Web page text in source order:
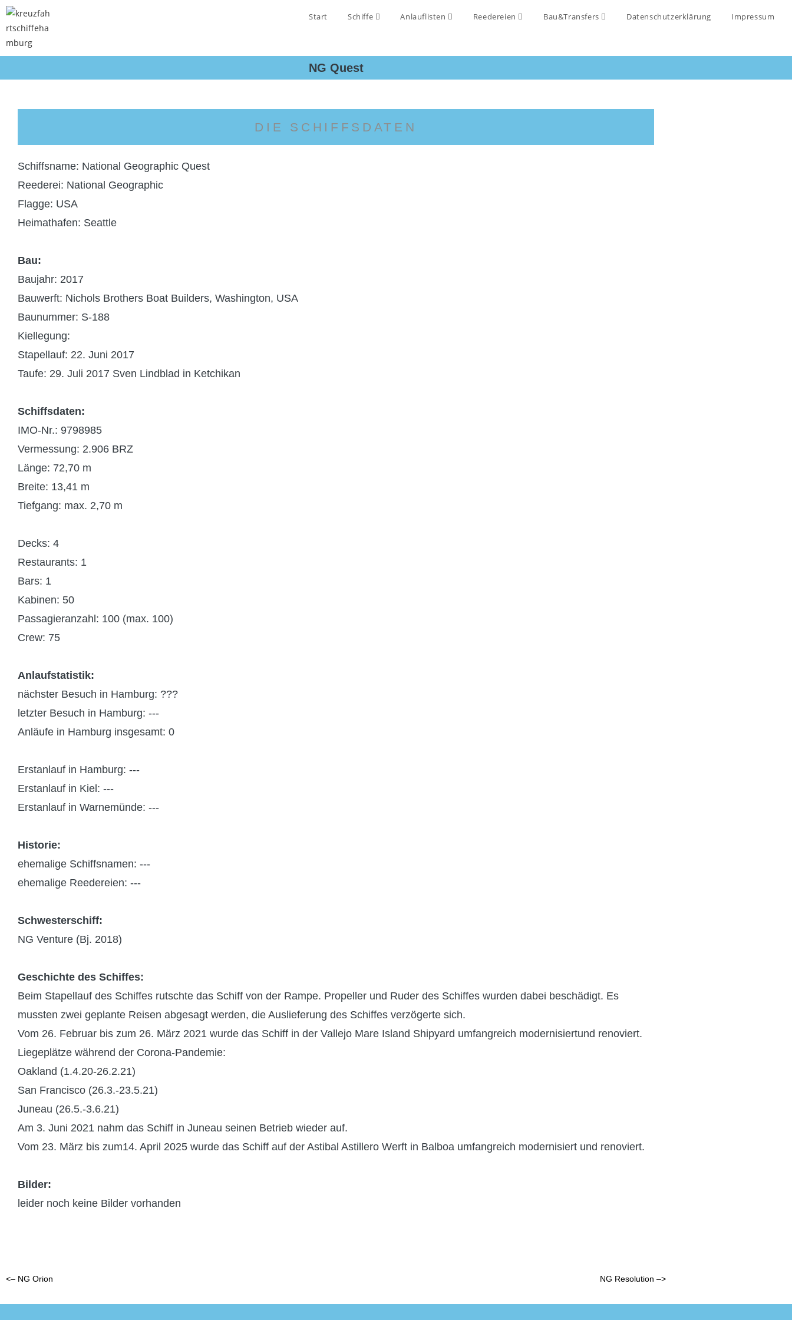
Start Schiffe Anlauflisten Reedereien Bau&Transfers Datenschutzerklärung Impressum
NG Quest
DIE SCHIFFSDATEN
Schiffsname: National Geographic Quest
Reederei: National Geographic
Flagge: USA
Heimathafen: Seattle
Bau:
Baujahr: 2017
Bauwerft: Nichols Brothers Boat Builders, Washington, USA
Baunummer: S-188
Kiellegung:
Stapellauf: 22. Juni 2017
Taufe: 29. Juli 2017 Sven Lindblad in Ketchikan
Schiffsdaten:
IMO-Nr.: 9798985
Vermessung: 2.906 BRZ
Länge: 72,70 m
Breite: 13,41 m
Tiefgang: max. 2,70 m
Decks: 4
Restaurants: 1
Bars: 1
Kabinen: 50
Passagieranzahl: 100 (max. 100)
Crew: 75
Anlaufstatistik:
nächster Besuch in Hamburg: ???
letzter Besuch in Hamburg: ---
Anläufe in Hamburg insgesamt: 0
Erstanlauf in Hamburg: ---
Erstanlauf in Kiel: ---
Erstanlauf in Warnemünde: ---
Historie:
ehemalige Schiffsnamen: ---
ehemalige Reedereien: ---
Schwesterschiff:
NG Venture (Bj. 2018)
Geschichte des Schiffes:
Beim Stapellauf des Schiffes rutschte das Schiff von der Rampe. Propeller und Ruder des Schiffes wurden dabei beschädigt. Es
mussten zwei geplante Reisen abgesagt werden, die Auslieferung des Schiffes verzögerte sich.
Vom 26. Februar bis zum 26. März 2021 wurde das Schiff in der Vallejo Mare Island Shipyard umfangreich modernisiertund renoviert.
Liegeplätze während der Corona-Pandemie:
Oakland (1.4.20-26.2.21)
San Francisco (26.3.-23.5.21)
Juneau (26.5.-3.6.21)
Am 3. Juni 2021 nahm das Schiff in Juneau seinen Betrieb wieder auf.
Vom 23. März bis zum14. April 2025 wurde das Schiff auf der Astibal Astillero Werft in Balboa umfangreich modernisiert und renoviert.
Bilder:
leider noch keine Bilder vorhanden
<– NG Orion NG Resolution –>